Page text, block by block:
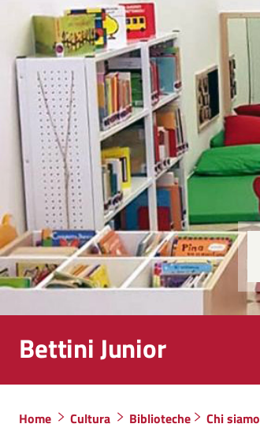
Bettini Junior
Home Cultura Biblioteche Chi siamo